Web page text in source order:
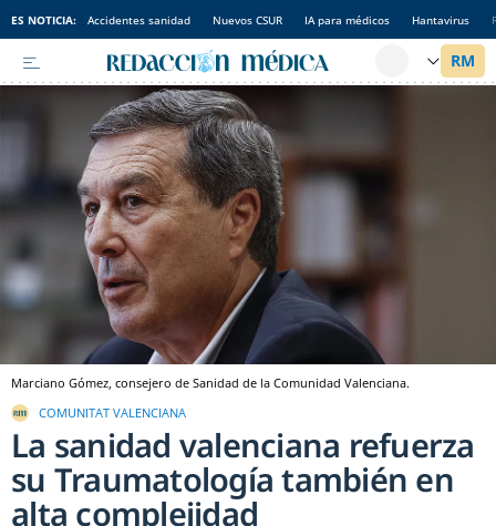
ES NOTICIA: Accidentes sanidad Nuevos CSUR IA para médicos Hantavirus
Marciano Gómez, consejero de Sanidad de la Comunidad Valenciana.
COMUNITAT VALENCIANA
La sanidad valenciana refuerza
su Traumatología también en
alta complejidad